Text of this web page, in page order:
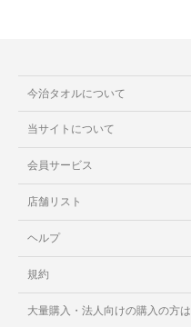
今治タオルについて
当サイトについて
会員サービス
店舗リスト
ヘルプ
規約
大量購入・法人向けの購入の方は